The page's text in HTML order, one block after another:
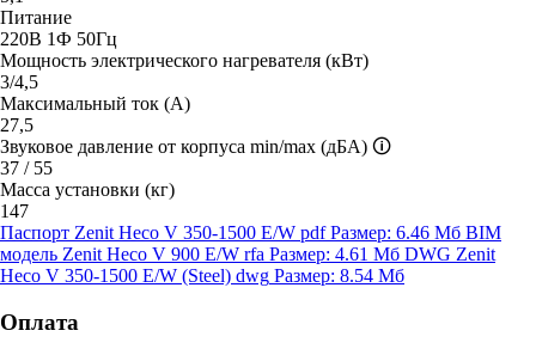
Питание
220В 1Ф 50Гц
Мощность электрического нагревателя (кВт)
3/4,5
Максимальный ток (А)
27,5
Звуковое давление от корпуса min/max (дБА) 🛈
37 / 55
Масса установки (кг)
147
Паспорт Zenit Heco V 350-1500 E/W pdf Размер: 6.46 Мб BIM
модель Zenit Heco V 900 E/W rfa Размер: 4.61 Мб DWG Zenit
Heco V 350-1500 E/W (Steel) dwg Размер: 8.54 Мб
Оплата